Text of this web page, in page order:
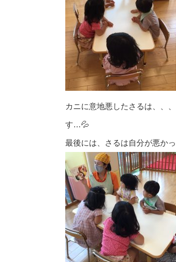
カニに意地悪したさるは、、
す…💦
最後には、さるは自分が悪か